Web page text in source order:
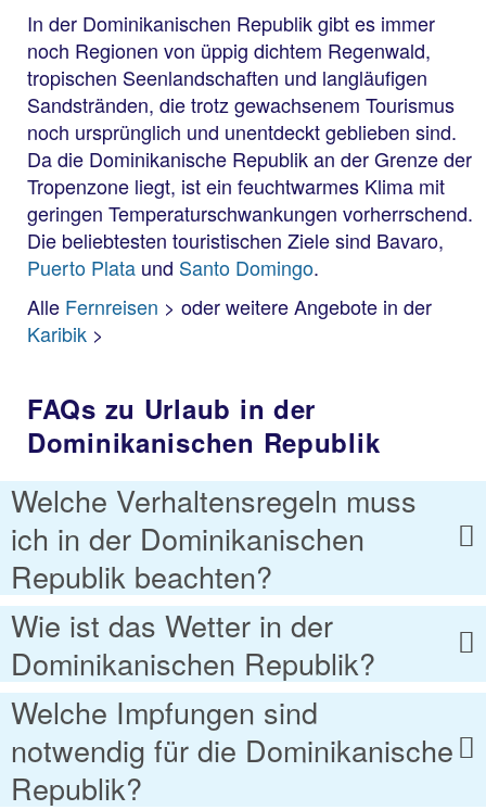
In der Dominikanischen Republik gibt es immer
noch Regionen von üppig dichtem Regenwald,
tropischen Seenlandschaften und langläufigen
Sandstränden, die trotz gewachsenem Tourismus
noch ursprünglich und unentdeckt geblieben sind.
Da die Dominikanische Republik an der Grenze der
Tropenzone liegt, ist ein feuchtwarmes Klima mit
geringen Temperaturschwankungen vorherrschend.
Die beliebtesten touristischen Ziele sind Bavaro,
Puerto Plata und Santo Domingo.
Alle Fernreisen > oder weitere Angebote in der
Karibik >
FAQs zu Urlaub in der
Dominikanischen Republik
Welche Verhaltensregeln muss
ich in der Dominikanischen
Republik beachten?
Wie ist das Wetter in der
Dominikanischen Republik?
Welche Impfungen sind
notwendig für die Dominikanische
Republik?